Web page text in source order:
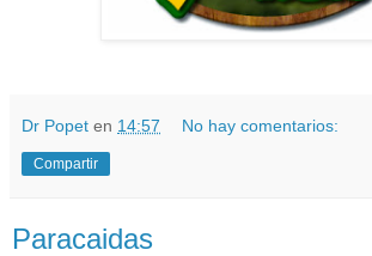
Dr Popet en 14:57 No hay comentarios:
Compartir
Paracaidas